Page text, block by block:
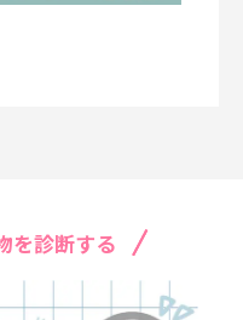
を診断する